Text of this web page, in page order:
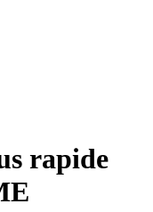
rapide